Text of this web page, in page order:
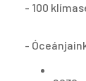
- 100
-